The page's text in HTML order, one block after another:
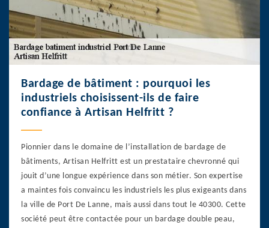
Bardage de bâtiment : pourquoi les
industriels choisissent-ils de faire
confiance à Artisan Helfritt ?
Pionnier dans le domaine de l’installation de bardage de
bâtiments, Artisan Helfritt est un prestataire chevronné qui
jouit d’une longue expérience dans son métier. Son expertise
a maintes fois convaincu les industriels les plus exigeants dans
la ville de Port De Lanne, mais aussi dans tout le 40300. Cette
société peut être contactée pour un bardage double peau,